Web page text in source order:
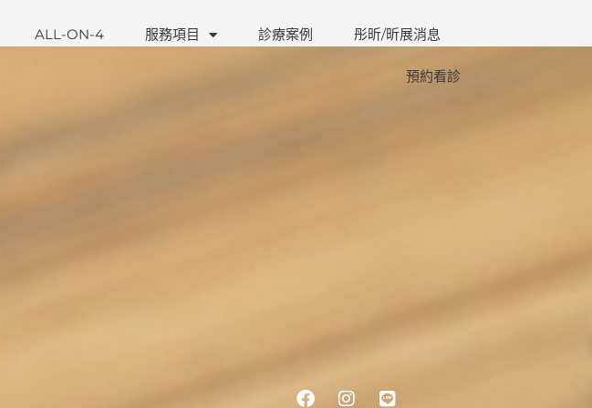
ALL-ON-4 服務項目 診療案例 彤昕/昕展消息
預約看診
Facebook
Instagram
Line